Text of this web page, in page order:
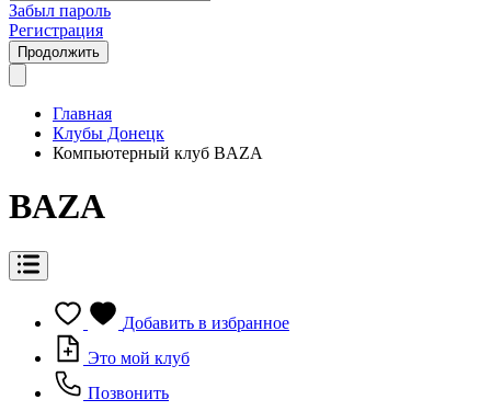
Забыл пароль
Регистрация
Продолжить
Главная
Клубы Донецк
Компьютерный клуб BAZA
BAZA
Добавить в избранное
Это мой клуб
Позвонить